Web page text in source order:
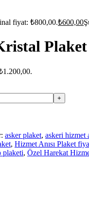
fiyat: ₺800,00.₺600,00
Plaket
asker plaket, askeri hizmet
, Hizmet Anısı Plaket
plaketi, Özel Harekat